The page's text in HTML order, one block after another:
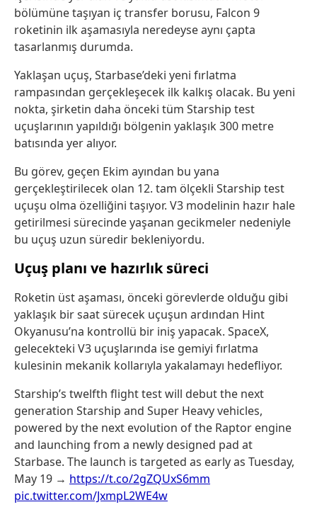
bölümüne taşıyan iç transfer borusu, Falcon 9
roketinin ilk aşamasıyla neredeyse aynı çapta
tasarlanmış durumda.
Yaklaşan uçuş, Starbase’deki yeni fırlatma
rampasından gerçekleşecek ilk kalkış olacak. Bu yeni
nokta, şirketin daha önceki tüm Starship test
uçuşlarının yapıldığı bölgenin yaklaşık 300 metre
batısında yer alıyor.
Bu görev, geçen Ekim ayından bu yana
gerçekleştirilecek olan 12. tam ölçekli Starship test
uçuşu olma özelliğini taşıyor. V3 modelinin hazır hale
getirilmesi sürecinde yaşanan gecikmeler nedeniyle
bu uçuş uzun süredir bekleniyordu.
Uçuş planı ve hazırlık süreci
Roketin üst aşaması, önceki görevlerde olduğu gibi
yaklaşık bir saat sürecek uçuşun ardından Hint
Okyanusu’na kontrollü bir iniş yapacak. SpaceX,
gelecekteki V3 uçuşlarında ise gemiyi fırlatma
kulesinin mekanik kollarıyla yakalamayı hedefliyor.
Starship’s twelfth flight test will debut the next
generation Starship and Super Heavy vehicles,
powered by the next evolution of the Raptor engine
and launching from a newly designed pad at
Starbase. The launch is targeted as early as Tuesday,
May 19 → https://t.co/2gZQUxS6mm
pic.twitter.com/JxmpL2WE4w